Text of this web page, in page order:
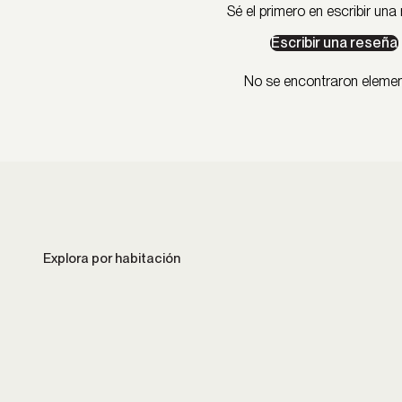
Sé el primero en escribir una
Escribir una reseña
No se encontraron